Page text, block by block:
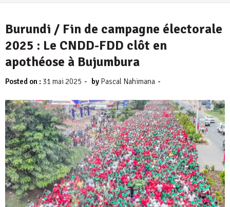
Burundi / Fin de campagne électorale
2025 : Le CNDD-FDD clôt en
apothéose à Bujumbura
Posted on : 31 mai 2025 - by Pascal Nahimana -